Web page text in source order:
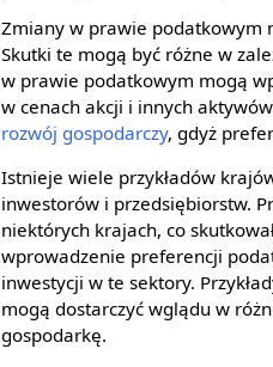
Zmiany w prawie podatkowym
Skutki te mogą być różne w
w prawie podatkowym mogą
w cenach akcji i innych
rozwój gospodarczy, gdyż
Istnieje wiele przykładów
inwestorów i przedsiębiorstw.
niektórych krajach, co
wprowadzenie preferencji
inwestycji w te sektory.
mogą dostarczyć wglądu w
gospodarkę.